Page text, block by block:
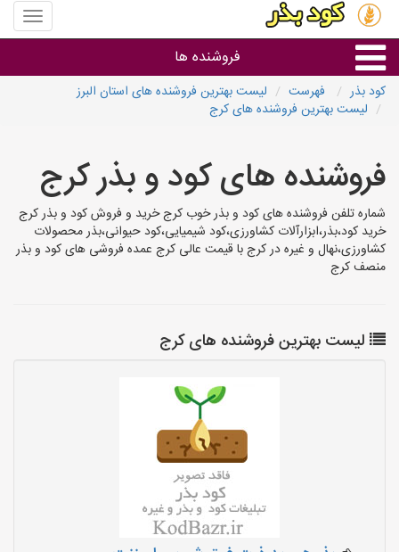
منوی
سایت
بذر
فروشنده ها
گروه ها
استان ها
کود بذر فهرست
لیست بهترین فروشنده های استان البرز
لیست بهترین فروشنده های کرج
فروشنده های کود و بذر کرج
شماره تلفن فروشنده های کود و بذر خوب کرج خرید و فروش کود و بذر کرج
خرید کود،بذر،ابزارآلات کشاورزی،کود شیمیایی،کود حیوانی،بذر محصولات
کشاورزی،نهال و غیره در کرج با قیمت عالی کرج عمده فروشی های کود و بذر
منصف کرج
لیست بهترین فروشنده های کرج